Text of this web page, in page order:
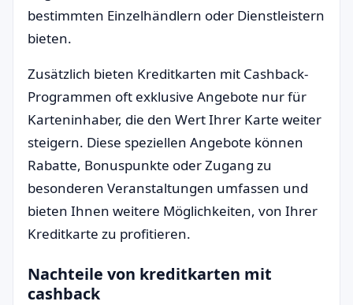
bestimmten Einzelhändlern oder Dienstleistern
bieten.
Zusätzlich bieten Kreditkarten mit Cashback-
Programmen oft exklusive Angebote nur für
Karteninhaber, die den Wert Ihrer Karte weiter
steigern. Diese speziellen Angebote können
Rabatte, Bonuspunkte oder Zugang zu
besonderen Veranstaltungen umfassen und
bieten Ihnen weitere Möglichkeiten, von Ihrer
Kreditkarte zu profitieren.
Nachteile von kreditkarten mit
cashback